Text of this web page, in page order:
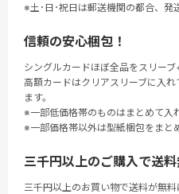
※土･日･祝日は郵送機関の都合、発
信頼の安心梱包！
シングルカードほぼ全品をスリーブ
高額カードはクリアスリーブに入
ます。
※一部低価格帯のものはまとめて入
※一部価格帯以外は型紙梱包をまと
三千円以上のご購入で送料
三千円以上のお買い物で送料が無料